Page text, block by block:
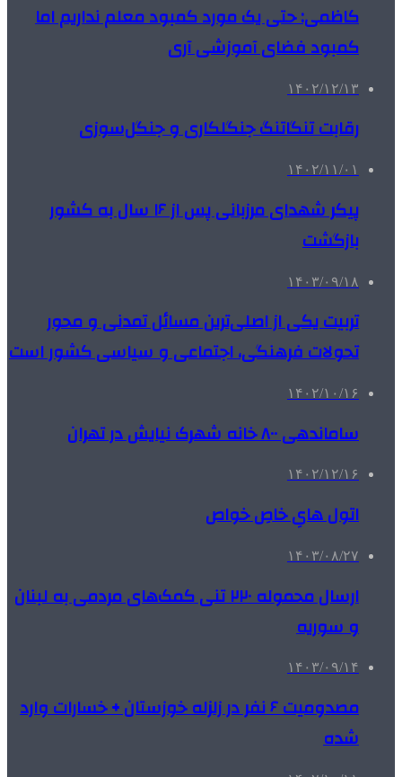
کاظمی: حتی یک مورد کمبود معلم نداریم اما
کمبود فضای آموزشی آری
۱۴۰۲/۱۲/۱۳
رقابت تنگاتنگ جنگلکاری و جنگل‌سوزی
۱۴۰۲/۱۱/۰۱
پیکر شهدای مرزبانی پس از ۱۶ سال به کشور
بازگشت
۱۴۰۳/۰۹/۱۸
تربیت یکی از اصلی‌ترین مسائل تمدنی و محور
تحولات فرهنگی، اجتماعی و سیاسی کشور است
۱۴۰۲/۱۰/۱۶
ساماندهی ۸۰۰ خانه شهرک نیایش در تهران
۱۴۰۲/۱۲/۱۶
اتول هایِ خاصِ خواص
۱۴۰۳/۰۸/۲۷
ارسال محموله ۲۲۰ تنی کمک‌های مردمی‌ به لبنان
و سوریه
۱۴۰۳/۰۹/۱۴
مصدومیت ۶ نفر در زلزله خوزستان + خسارات وارد
شده